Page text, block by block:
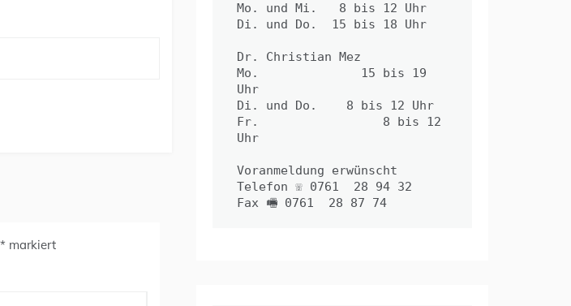
* markiert
Mo. und Mi.   8 bis 12 Uhr
Di. und Do.  15 bis 18 Uhr
Dr. Christian Mez
Mo.              15 bis 19
Uhr
Di. und Do.    8 bis 12 Uhr
Fr.                 8 bis 12
Uhr
Voranmeldung erwünscht
Telefon ☏ 0761  28 94 32
Fax 🖷 0761  28 87 74